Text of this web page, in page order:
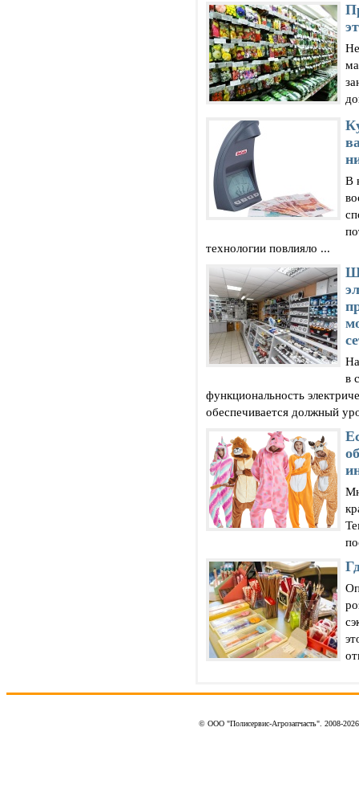
В
технологии повлияло ...
в
функциональность
обеспечивается должный
© ООО "Полисервис-Агрозапчасть". 2008-